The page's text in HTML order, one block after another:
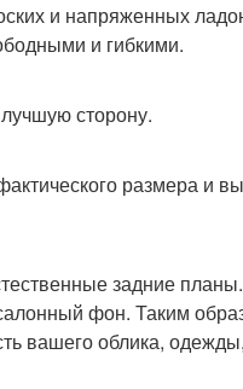
и напряженных
и гибкими.
сторону.
размера и
задние
фон. Таким
вашего облика,